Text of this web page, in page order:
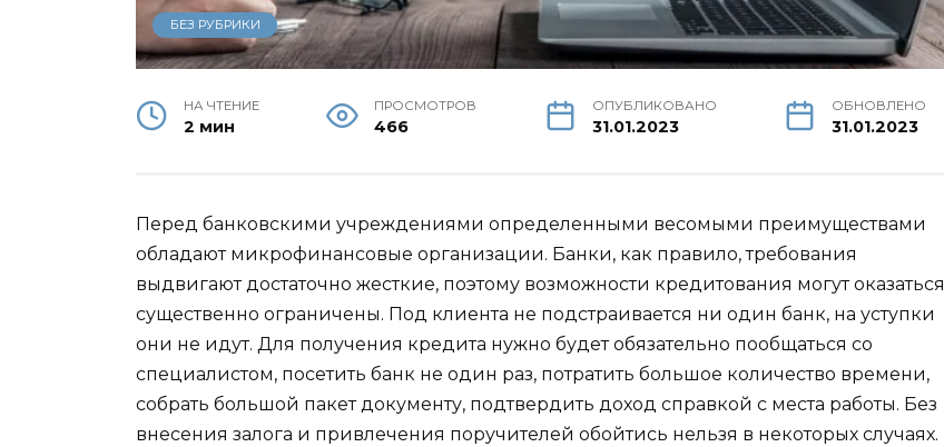
БЕЗ РУБРИКИ
НА ЧТЕНИЕ
2 мин
ПРОСМОТРОВ
466
ОПУБЛИКОВАНО
31.01.2023
ОБНОВЛЕНО
31.01.2023
Перед банковскими учреждениями определенными весомыми преимуществами
обладают микрофинансовые организации. Банки, как правило, требования
выдвигают достаточно жесткие, поэтому возможности кредитования могут оказаться
существенно ограничены. Под клиента не подстраивается ни один банк, на уступки
они не идут. Для получения кредита нужно будет обязательно пообщаться со
специалистом, посетить банк не один раз, потратить большое количество времени,
собрать большой пакет документу, подтвердить доход справкой с места работы. Без
внесения залога и привлечения поручителей обойтись нельзя в некоторых случаях.